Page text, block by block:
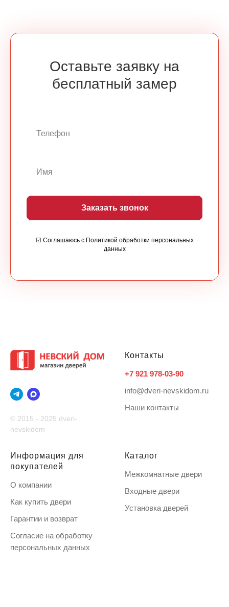
Оставьте заявку на
бесплатный замер
Заказать звонок
☑ Соглашаюсь с Политикой обработки персональных
данных
© 2015 - 2025 dveri-
nevskidom
Контакты
+7 921 978-03-90
info@dveri-nevskidom.ru
Наши контакты
Информация для
покупателей
О компании
Как купить двери
Гарантии и возврат
Согласие на обработку
персональных данных
Каталог
Межкомнатные двери
Входные двери
Установка дверей